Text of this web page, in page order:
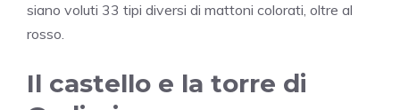
siano voluti 33 tipi diversi di mattoni colorati, oltre al
rosso.
Il castello e la torre di